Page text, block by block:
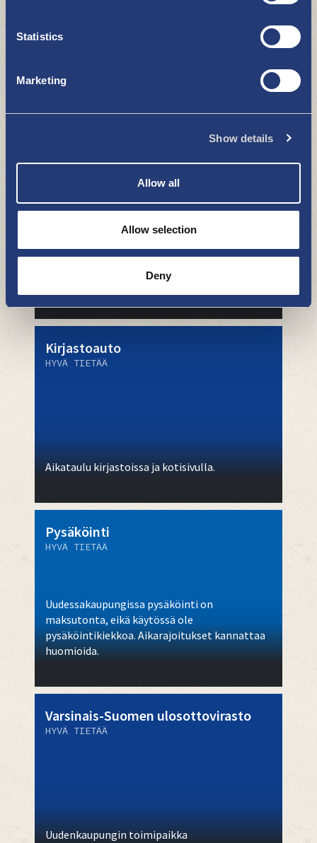
Statistics
Marketing
Show details
Allow all
Allow selection
Deny
Uudenkaupungin Veden ja Uudenkaupungin
veneilijöiden käytössä eri puolilla kaupunkia
Sähköautojen lataus
Koulukatu 2, Hesburgerin viereinen
Kirjastoauto
HYVÄ TIETÄÄ
Aikataulu kirjastoissa ja kotisivulla.
Pysäköinti
HYVÄ TIETÄÄ
Uudessakaupungissa pysäköinti on
maksutonta, eikä käytössä ole
pysäköintikiekkoa. Aikarajoitukset kannattaa
huomioida.
Varsinais-Suomen ulosottovirasto
HYVÄ TIETÄÄ
Uudenkaupungin toimipaikka